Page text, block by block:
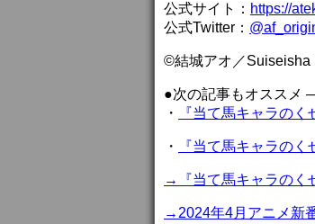
公式サイト： https://
公式Twitter：
©結城アオ／Suiseisha
●次の記事もオス
・
『当て馬キャラの
・ 『当て馬キャラの
→『当て馬キャラのく
→2024年4月アニメ新